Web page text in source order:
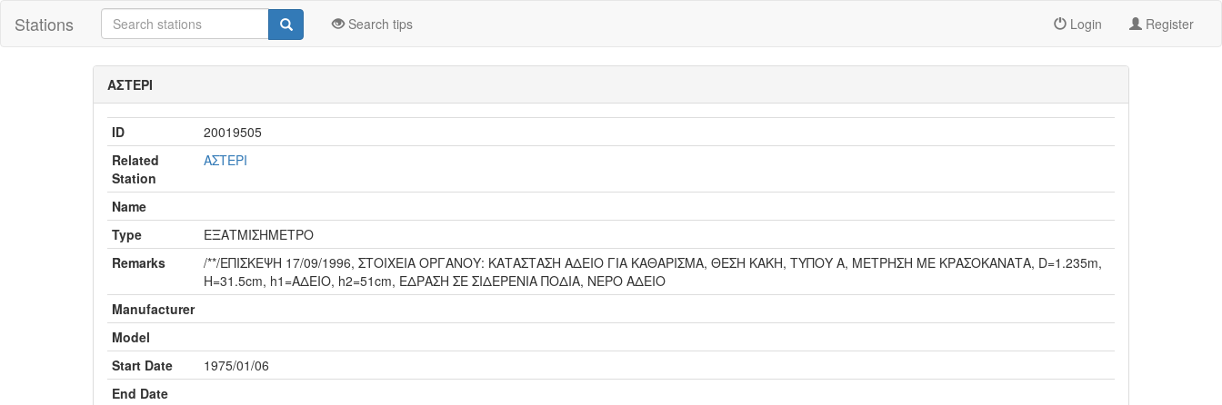
Stations Search tips Login Register
ΑΣΤΕΡΙ
ID
20019505
Related
Station
ΑΣΤΕΡΙ
Name
Type
ΕΞΑΤΜΙΣΗΜΕΤΡΟ
Remarks
/**/ΕΠΙΣΚΕΨΗ 17/09/1996, ΣΤΟΙΧΕΙΑ ΟΡΓΑΝΟΥ: ΚΑΤΑΣΤΑΣΗ ΑΔΕΙΟ ΓΙΑ ΚΑΘΑΡΙΣΜΑ, ΘΕΣΗ ΚΑΚΗ, ΤΥΠΟΥ Α, ΜΕΤΡΗΣΗ ΜΕ ΚΡΑΣΟΚΑΝΑΤΑ, D=1.235m,
H=31.5cm, h1=ΑΔΕΙΟ, h2=51cm, ΕΔΡΑΣΗ ΣΕ ΣΙΔΕΡΕΝΙΑ ΠΟΔΙΑ, ΝΕΡΟ ΑΔΕΙΟ
Manufacturer
Model
Start Date
1975/01/06
End Date